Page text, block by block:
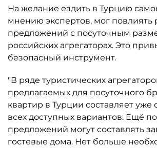
На желание ездить в Турцию
мнению экспертов, мог повлиять
предложений с посуточным
российских агрегаторах. Это
безопасный инструмент.
"В ряде туристических
предлагаемых для посуточного
квартир в Турции составляет уже
всех доступных вариантов. Ещё
предложений могут составлять
гостевые дома. Нет больше